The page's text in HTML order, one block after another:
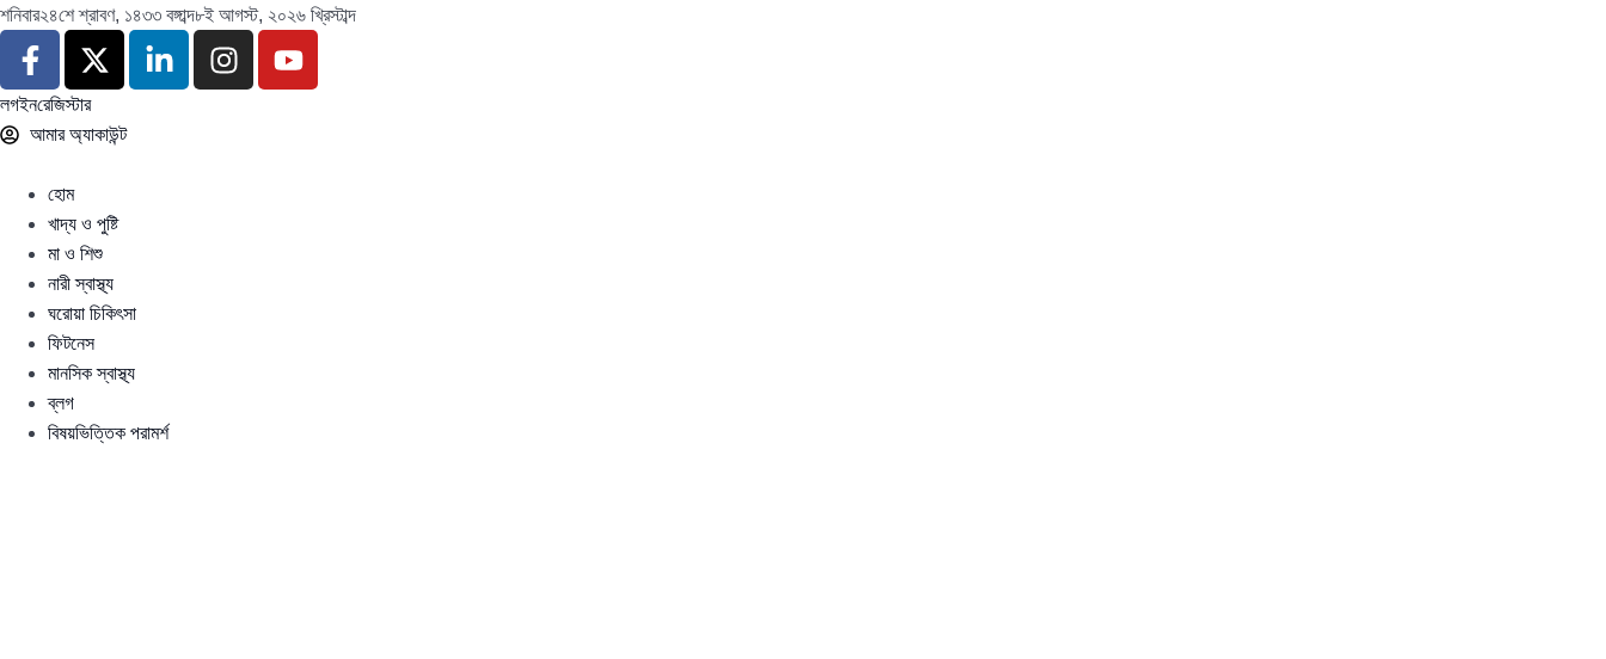
শনিবার২৪শে শ্রাবণ, ১৪৩৩ বঙ্গাব্দ৮ই আগস্ট, ২০২৬ খ্রিস্টাব্দ
লগইনরেজিস্টার
আমার অ্যাকাউন্ট
হোম
খাদ্য ও পুষ্টি
মা ও শিশু
নারী স্বাস্থ্য
ঘরোয়া চিকিৎসা
ফিটনেস
মানসিক স্বাস্থ্য
ব্লগ
বিষয়ভিত্তিক পরামর্শ